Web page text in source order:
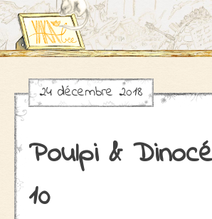
Skip
to
content
Poulpi &
10
24 décembre 2018